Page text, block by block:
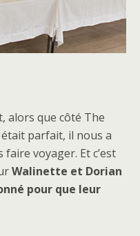
alors que côté The
parfait, il nous a
voyager. Et c’est
Walinette et Dorian
pour que leur